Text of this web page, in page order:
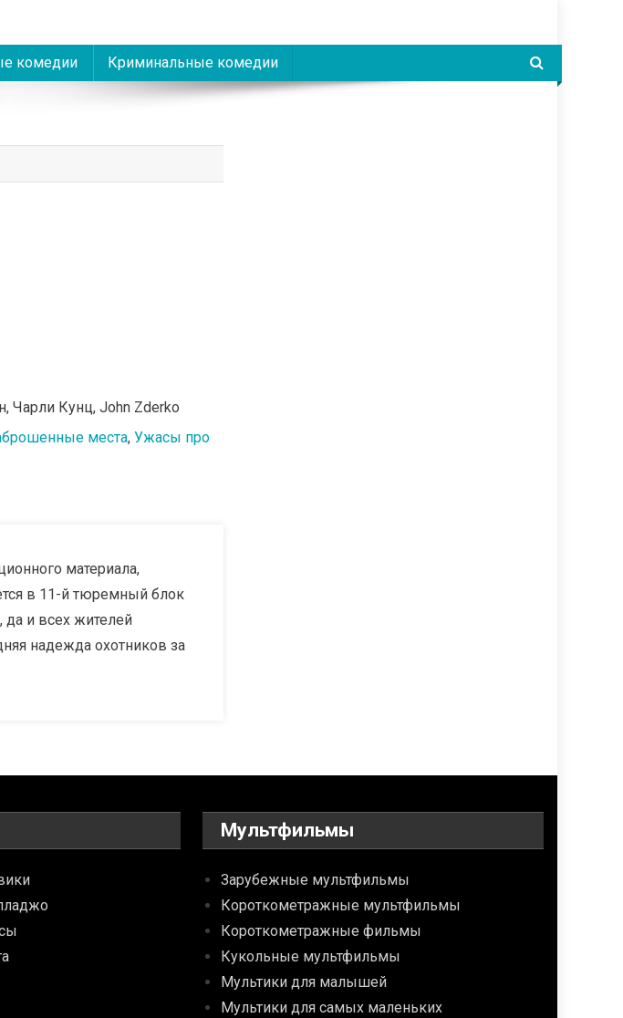
комедии Криминальные комедии
Кунц, John Zderko
места, Ужасы про
материала,
в 11-й тюремный блок
и всех жителей
надежда охотников за
Мультфильмы
Зарубежные мультфильмы
Короткометражные мультфильмы
Короткометражные фильмы
Кукольные мультфильмы
Мультики для малышей
Мультики для самых маленьких